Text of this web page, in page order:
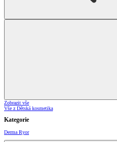
Zobrazit vše
Vše z Dětská kosmetika
Kategorie
Derma Ryor